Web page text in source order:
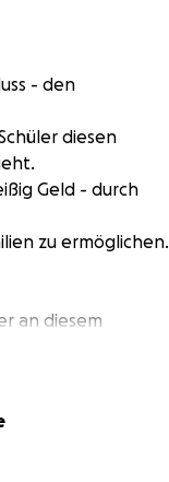
- den
diesen
Geld - durch
zu ermöglichen.
an diesem
damit möglichst